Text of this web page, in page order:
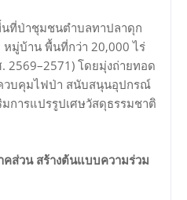
นที่ป่าชุมชนตำบลทาปลาดุก
หมู่บ้าน พื้นที่กว่า 20,000 ไร่
2569–2571) โดยมุ่งถ่ายทอด
วบคุมไฟป่า สนับสนุนอุปกรณ์
มการแปรรูปเศษวัสดุธรรมชาติ
ส่วน สร้างต้นแบบความร่วม